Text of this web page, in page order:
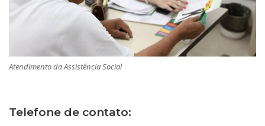
Atendimento da Assistência Social
Telefone de contato: